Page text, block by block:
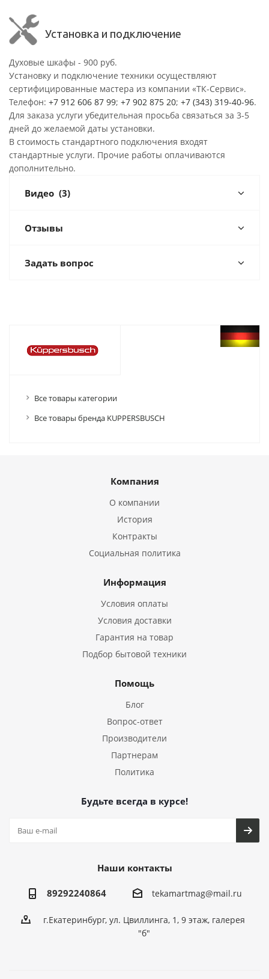
Установка и подключение
Духовые шкафы - 900 руб.
Установку и подключение техники осуществляют
сертифицированные мастера из компании «ТК-Сервис».
Телефон: +7 912 606 87 99; +7 902 875 20; +7 (343) 319-40-96.
Для заказа услуги убедительная просьба связаться за 3-5
дней до желаемой даты установки.
В стоимость стандартного подключения входят
стандартные услуги. Прочие работы оплачиваются
дополнительно.
Видео (3)
Отзывы
Задать вопрос
Все товары категории
Все товары бренда KUPPERSBUSCH
Компания
О компании
История
Контракты
Социальная политика
Информация
Условия оплаты
Условия доставки
Гарантия на товар
Подбор бытовой техники
Помощь
Блог
Вопрос-ответ
Производители
Партнерам
Политика
Будьте всегда в курсе!
Наши контакты
89292240864 tekamartmag@mail.ru
г.Екатеринбург, ул. Цвиллинга, 1, 9 этаж, галерея
"б"